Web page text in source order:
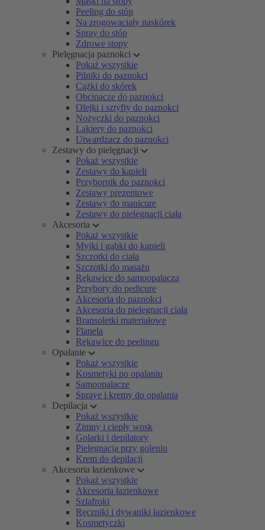
Peeling do stóp
Na zrogowaciały naskórek
Spray do stóp
Zdrowe stopy
Pielęgnacja paznokci
Pokaż wszystkie
Pilniki do paznokci
Cążki do skórek
Obcinacze do paznokci
Olejki i sztyfty do paznokci
Nożyczki do paznokci
Lakiery do paznokci
Utwardzacz do paznokci
Zestawy do pielęgnacji
Pokaż wszystkie
Zestawy do kąpieli
Przybornik do paznokci
Zestawy prezentowe
Zestawy do manicure
Zestawy do pielęgnacji ciała
Akcesoria
Pokaż wszystkie
Myjki i gąbki do kąpieli
Szczotki do ciała
Szczotki do masażu
Rękawice do samoopalacza
Przybory do pedicure
Akcesoria do paznokci
Akcesoria do pielęgnacji ciała
Bransoletki materiałowe
Flanela
Rękawice do peelingu
Opalanie
Pokaż wszystkie
Kosmetyki po opalaniu
Samoopalacze
Spraye i kremy do opalania
Depilacja
Pokaż wszystkie
Zimny i ciepły wosk
Golarki i depilatory
Pielęgnacja przy goleniu
Krem do depilacji
Akcesoria łazienkowe
Pokaż wszystkie
Akcesoria łazienkowe
Szlafroki
Ręczniki i dywaniki łazienkowe
Kosmetyczki